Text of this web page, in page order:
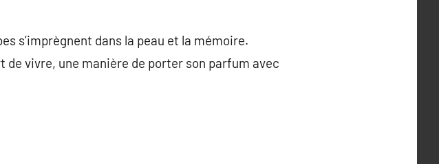
s’imprègnent dans la peau et la mémoire.
de vivre, une manière de porter son parfum avec